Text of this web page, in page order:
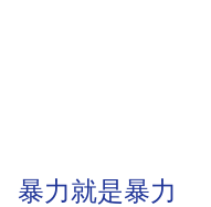
暴力就是暴力